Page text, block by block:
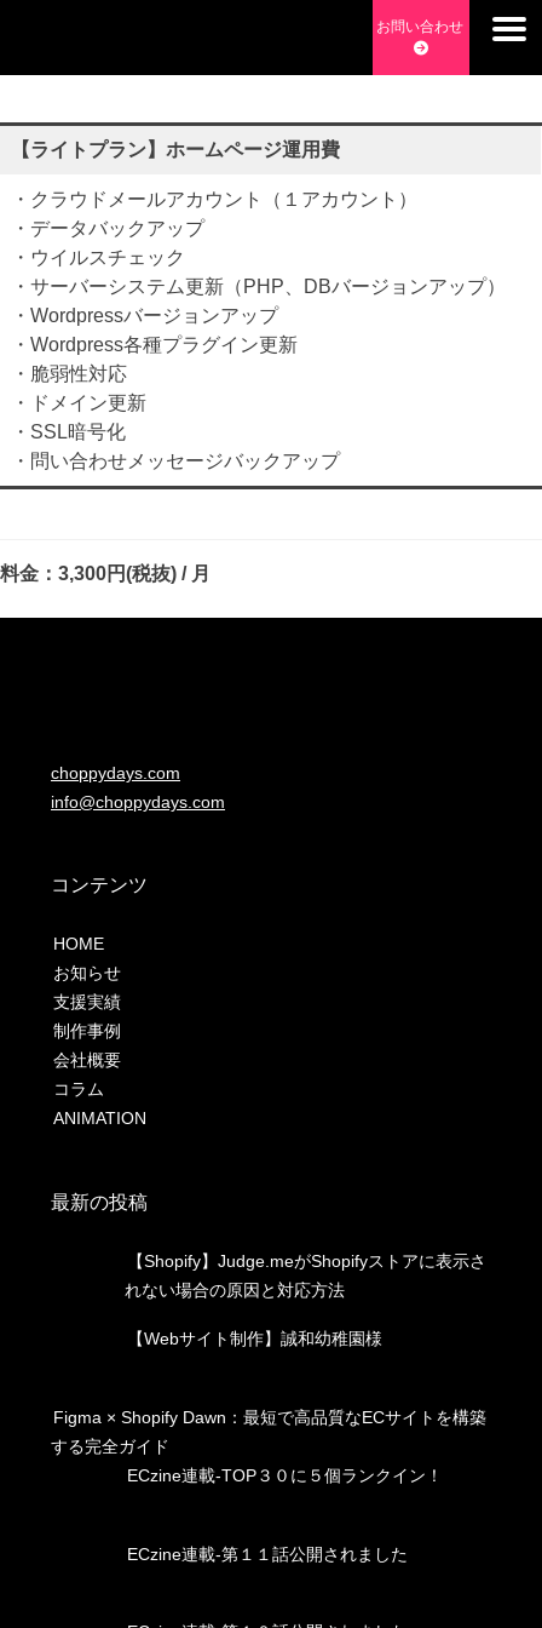
content
ムページ制作・Web開発・アプリ開発・コーチング チョッピ
ーデイズ ChoppyDays
お問い合わせ
【ライトプラン】ホームページ運用費
・クラウドメールアカウント（１アカウント）
・データバックアップ
・ウイルスチェック
・サーバーシステム更新（PHP、DBバージョンアップ）
・Wordpressバージョンアップ
・Wordpress各種プラグイン更新
・脆弱性対応
・ドメイン更新
・SSL暗号化
・問い合わせメッセージバックアップ
料金：3,300円(税抜) / 月
choppydays.com
info@choppydays.com
コンテンツ
HOME
お知らせ
支援実績
制作事例
会社概要
コラム
ANIMATION
最新の投稿
【Shopify】Judge.meがShopifyストアに表示さ
れない場合の原因と対応方法
【Webサイト制作】誠和幼稚園様
Figma × Shopify Dawn：最短で高品質なECサイトを構築
する完全ガイド
ECzine連載-TOP３０に５個ランクイン！
ECzine連載-第１１話公開されました